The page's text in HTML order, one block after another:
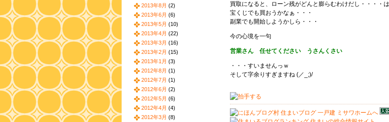
買取になると、ローン残がどんと膨らむわけだし・・・・は
宝くじでも買おうかなぁ・・・
副業でも開始しようかしら・・・
今の心境を一句
営業さん 任せてください うさんくさい
・・・すいませんっｗ
そして字余りすぎますね (／_;)/
2013年8月 (2)
2013年6月 (6)
2013年5月 (10)
2013年4月 (22)
2013年3月 (16)
2013年2月 (15)
2013年1月 (3)
2012年8月 (1)
2012年7月 (1)
2012年6月 (2)
2012年5月 (6)
2012年4月 (4)
2012年3月 (8)